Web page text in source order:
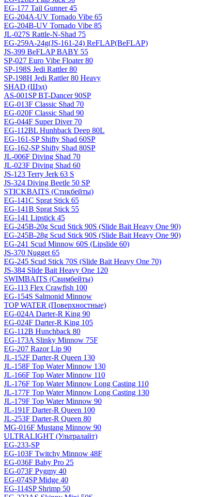
EG-177 Tail Gunner 45
EG-204A-UV Tornado Vibe 65
EG-204B-UV Tornado Vibe 85
JL-027S Rattle-N-Shad 75
EG-259A-24g(JS-161-24) ReFLAP(BeFLAP)
JS-399 BeFLAP BABY 55
SP-027 Euro Vibe Floater 80
SP-198S Jedi Rattler 80
SP-198H Jedi Rattler 80 Heavy
SHAD (Шэд)
AS-001SP BT-Dancer 90SP
EG-013F Classic Shad 70
EG-020F Classic Shad 90
EG-044F Super Diver 70
EG-112BL Hunhback Deep 80L
EG-161-SP Shifty Shad 60SP
EG-162-SP Shifty Shad 80SP
JL-006F Diving Shad 70
JL-023F Diving Shad 60
JS-123 Terry Jerk 63 S
JS-324 Diving Beetle 50 SP
STICKBAITS (Стикбейты)
EG-141C Sprat Stick 65
EG-141B Sprat Stick 55
EG-141 Lipstick 45
EG-245B-20g Scud Stick 90S (Slide Bait Heavy One 90)
EG-245B-28g Scud Stick 90S (Slide Bait Heavy One 90)
EG-241 Scud Minnow 60S (Lipslide 60)
JS-370 Nugget 65
EG-245 Scud Stick 70S (Slide Bait Heavy One 70)
JS-384 Slide Bait Heavy One 120
SWIMBAITS (Свимбейты)
EG-113 Flex Crawfish 100
EG-154S Salmonid Minnow
TOP WATER (Поверхностные)
EG-024A Darter-R King 90
EG-024F Darter-R King 105
EG-112B Hunchback 80
EG-173A Slinky Minnow 75F
EG-207 Razor Lip 90
JL-152F Darter-R Queen 130
JL-158F Top Water Minnow 130
JL-166F Top Water Minnow 110
JL-176F Top Water Minnow Long Casting 110
JL-177F Top Water Minnow Long Casting 130
JL-179F Top Water Minnow 90
JL-191F Darter-R Queen 100
JL-253F Darter-R Queen 80
MG-016F Mustang Minnow 90
ULTRALIGHT (Ультралайт)
EG-233-SP
EG-103F Twitchy Minnow 48F
EG-036F Baby Pro 25
EG-073F Pygmy 40
EG-074SP Midge 40
EG-114SP Shrimp 50